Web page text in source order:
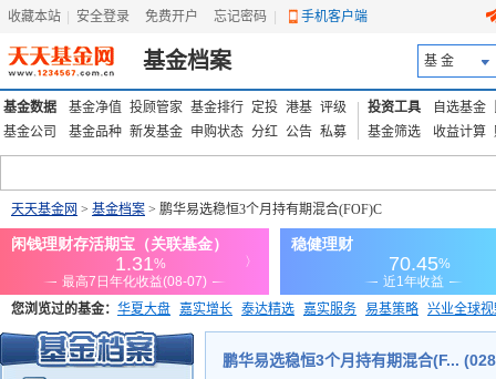
收藏本站 安全登录 免费开户 忘记密码 手机客户端
基金档案 基 金
基金数据 基金净值 投顾管家 基金排行 定投 港基 评级
基金公司
基金品种 新发基金 申购状态 分红 公告 私募
投资工具 自选基金
基金筛选
收益计算
天天基金网 > 基金档案 > 鹏华易选稳恒3个月持有期混合(FOF)C
您浏览过的基金： 华夏大盘 嘉实增长 泰达精选 嘉实服务 易基策略 兴业全球
添富优势 华安宏利 上证180价值ETF
鹏华易选稳恒3个月持有期混合(F...